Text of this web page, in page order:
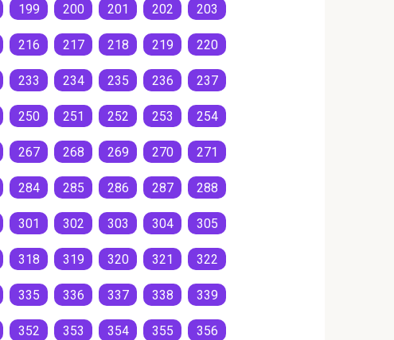
199 200 201 202 203
216 217 218 219 220
233 234 235 236 237
250 251 252 253 254
267 268 269 270 271
284 285 286 287 288
301 302 303 304 305
318 319 320 321 322
335 336 337 338 339
352 353 354 355 356